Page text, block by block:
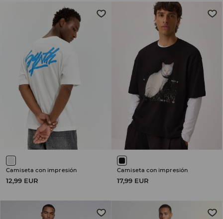
Camiseta con impresión
12,99 EUR
Camiseta con impresión
17,99 EUR